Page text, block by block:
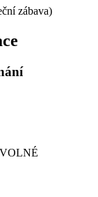
zábava)